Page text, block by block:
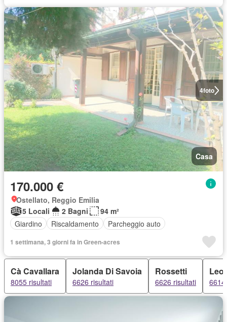
4foto
Casa
170.000 €
Ostellato, Reggio Emilia
5 Locali
2 Bagni
94 m²
Giardino
Riscaldamento Parcheggio auto
1 settimana, 3 giorni fa in Green-acres
Cà Cavallara
8055 risultati
Jolanda Di Savoia
6626 risultati
Rossetti
6626 risultati